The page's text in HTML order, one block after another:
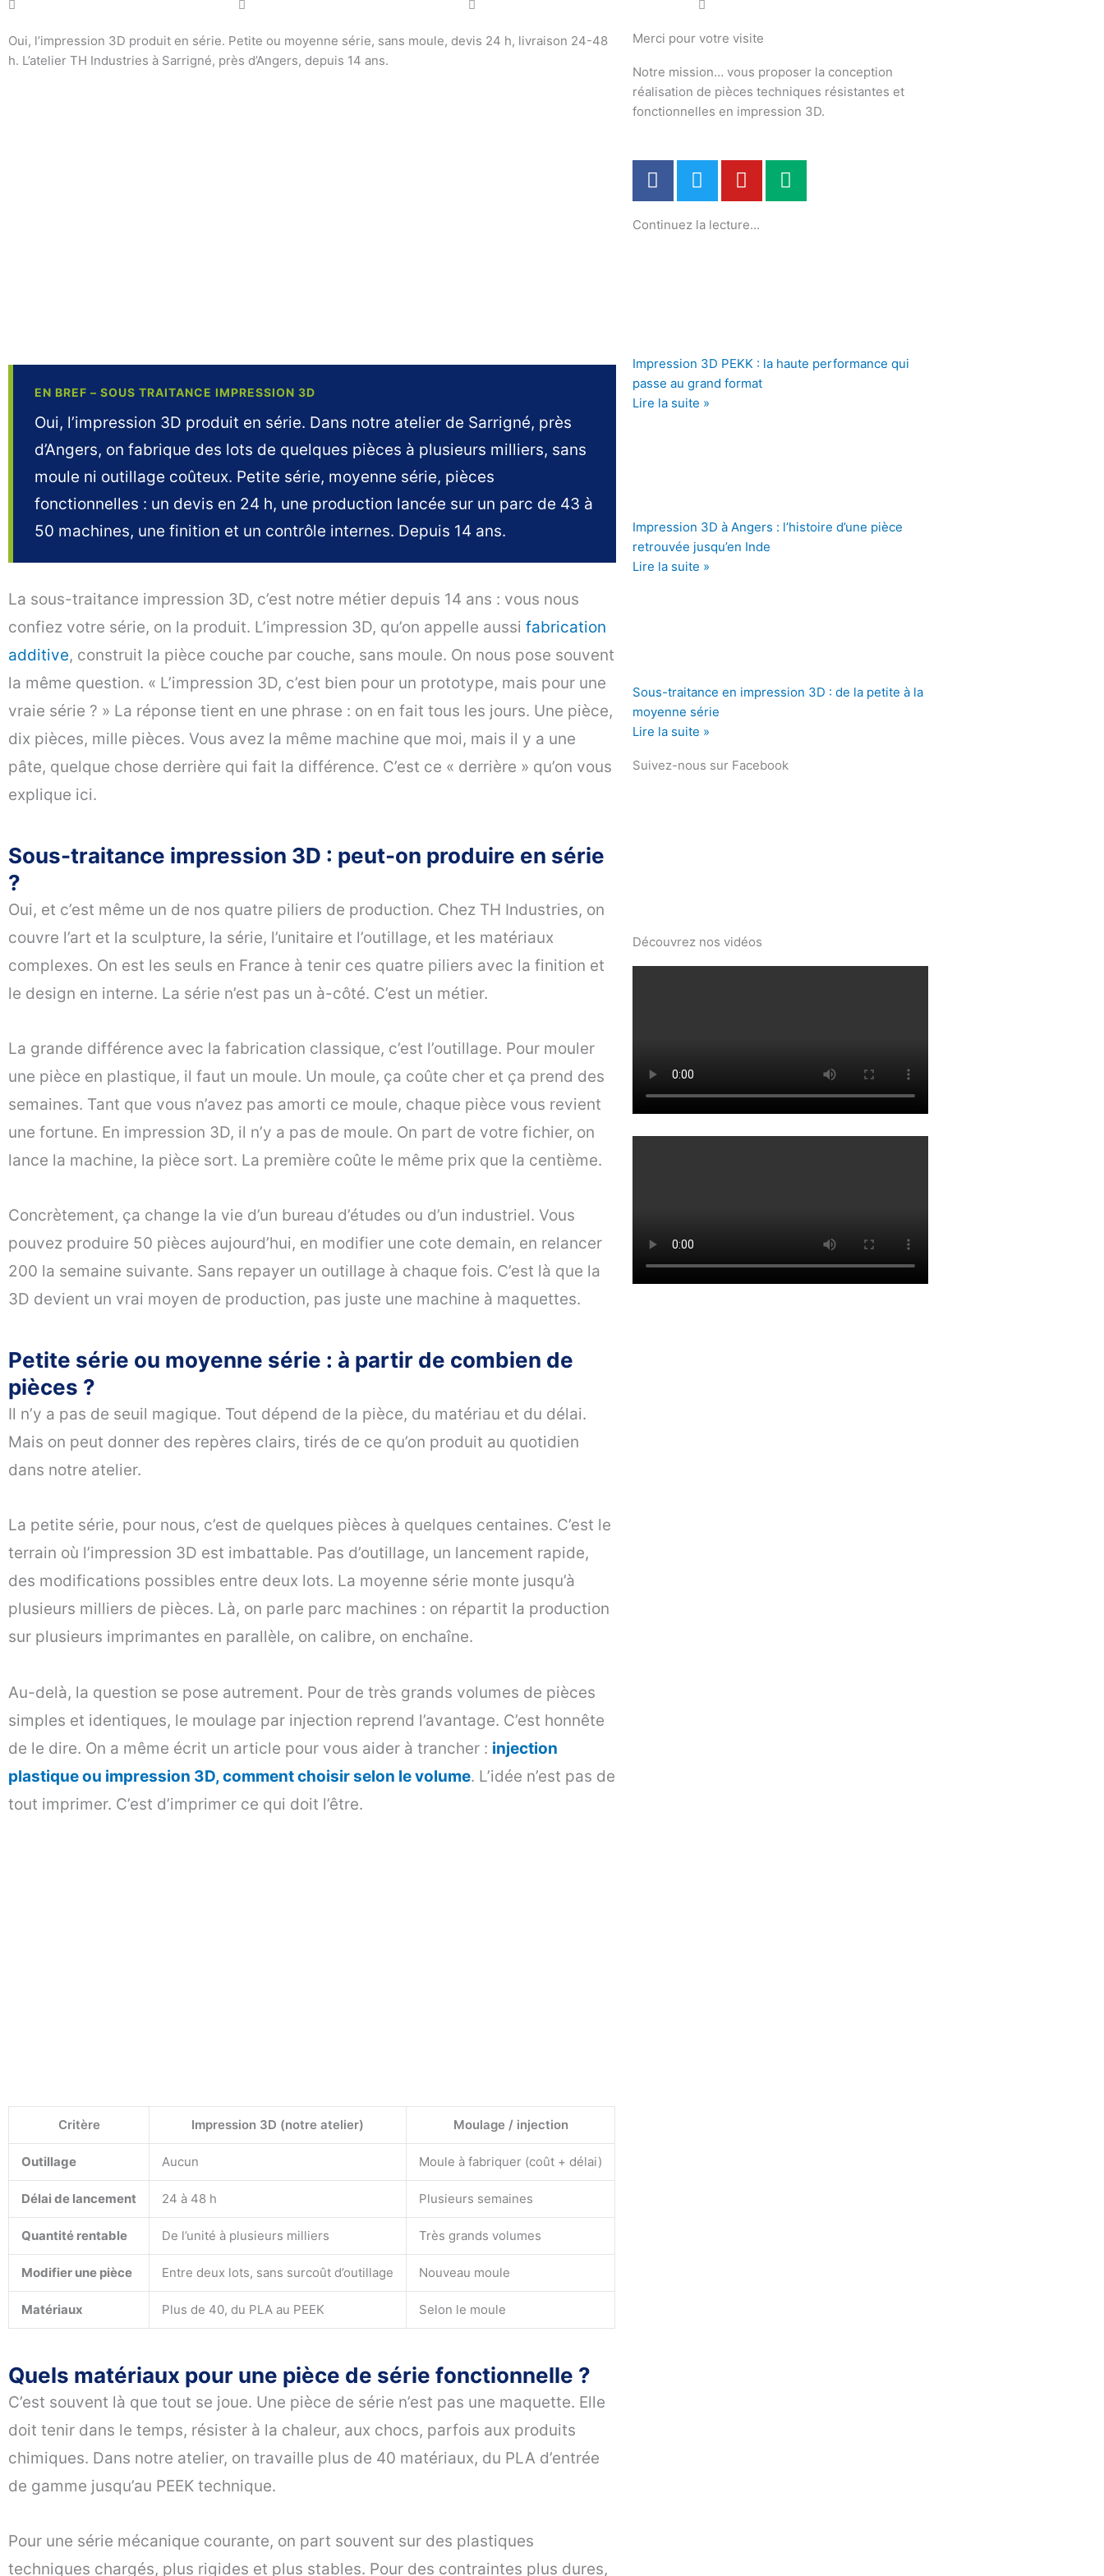
Oui, l’impression 3D produit en série. Petite ou moyenne série, sans moule, devis 24 h, livraison 24-48
h. L’atelier TH Industries à Sarrigné, près d’Angers, depuis 14 ans.
EN BREF – SOUS TRAITANCE IMPRESSION 3D
Oui, l’impression 3D produit en série. Dans notre atelier de Sarrigné, près
d’Angers, on fabrique des lots de quelques pièces à plusieurs milliers, sans
moule ni outillage coûteux. Petite série, moyenne série, pièces
fonctionnelles : un devis en 24 h, une production lancée sur un parc de 43 à
50 machines, une finition et un contrôle internes. Depuis 14 ans.
La sous-traitance impression 3D, c’est notre métier depuis 14 ans : vous nous
confiez votre série, on la produit. L’impression 3D, qu’on appelle aussi fabrication
additive, construit la pièce couche par couche, sans moule. On nous pose souvent
la même question. « L’impression 3D, c’est bien pour un prototype, mais pour une
vraie série ? » La réponse tient en une phrase : on en fait tous les jours. Une pièce,
dix pièces, mille pièces. Vous avez la même machine que moi, mais il y a une
pâte, quelque chose derrière qui fait la différence. C’est ce « derrière » qu’on vous
explique ici.
Sous-traitance impression 3D : peut-on produire en série
?
Oui, et c’est même un de nos quatre piliers de production. Chez TH Industries, on
couvre l’art et la sculpture, la série, l’unitaire et l’outillage, et les matériaux
complexes. On est les seuls en France à tenir ces quatre piliers avec la finition et
le design en interne. La série n’est pas un à-côté. C’est un métier.
La grande différence avec la fabrication classique, c’est l’outillage. Pour mouler
une pièce en plastique, il faut un moule. Un moule, ça coûte cher et ça prend des
semaines. Tant que vous n’avez pas amorti ce moule, chaque pièce vous revient
une fortune. En impression 3D, il n’y a pas de moule. On part de votre fichier, on
lance la machine, la pièce sort. La première coûte le même prix que la centième.
Concrètement, ça change la vie d’un bureau d’études ou d’un industriel. Vous
pouvez produire 50 pièces aujourd’hui, en modifier une cote demain, en relancer
200 la semaine suivante. Sans repayer un outillage à chaque fois. C’est là que la
3D devient un vrai moyen de production, pas juste une machine à maquettes.
Petite série ou moyenne série : à partir de combien de
pièces ?
Il n’y a pas de seuil magique. Tout dépend de la pièce, du matériau et du délai.
Mais on peut donner des repères clairs, tirés de ce qu’on produit au quotidien
dans notre atelier.
La petite série, pour nous, c’est de quelques pièces à quelques centaines. C’est le
terrain où l’impression 3D est imbattable. Pas d’outillage, un lancement rapide,
des modifications possibles entre deux lots. La moyenne série monte jusqu’à
plusieurs milliers de pièces. Là, on parle parc machines : on répartit la production
sur plusieurs imprimantes en parallèle, on calibre, on enchaîne.
Au-delà, la question se pose autrement. Pour de très grands volumes de pièces
simples et identiques, le moulage par injection reprend l’avantage. C’est honnête
de le dire. On a même écrit un article pour vous aider à trancher : injection
plastique ou impression 3D, comment choisir selon le volume. L’idée n’est pas de
tout imprimer. C’est d’imprimer ce qui doit l’être.
Critère Impression 3D (notre atelier) Moulage / injection
Outillage Aucun Moule à fabriquer (coût + délai)
Délai de lancement 24 à 48 h Plusieurs semaines
Quantité rentable De l’unité à plusieurs milliers Très grands volumes
Modifier une pièce Entre deux lots, sans surcoût d’outillage Nouveau moule
Matériaux Plus de 40, du PLA au PEEK Selon le moule
Quels matériaux pour une pièce de série fonctionnelle ?
C’est souvent là que tout se joue. Une pièce de série n’est pas une maquette. Elle
doit tenir dans le temps, résister à la chaleur, aux chocs, parfois aux produits
chimiques. Dans notre atelier, on travaille plus de 40 matériaux, du PLA d’entrée
de gamme jusqu’au PEEK technique.
Pour une série mécanique courante, on part souvent sur des plastiques
techniques chargés, plus rigides et plus stables. Pour des contraintes plus dures,
Merci pour votre visite
Notre mission… vous proposer la conception
réalisation de pièces techniques résistantes et
fonctionnelles en impression 3D.
F
a
e
T
w
t
Y
o
t
M
e
Continuez la lecture...
Impression 3D PEKK : la haute performance qui
passe au grand format
Lire la suite »
Impression 3D à Angers : l’histoire d’une pièce
retrouvée jusqu’en Inde
Lire la suite »
Sous-traitance en impression 3D : de la petite à la
moyenne série
Lire la suite »
Suivez-nous sur Facebook
Découvrez nos vidéos